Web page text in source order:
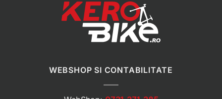
WEBSHOP SI CONTABILITATE